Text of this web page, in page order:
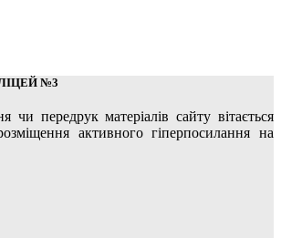
№3
чи передрук матеріалів сайту вітається
активного гіперпосилання на